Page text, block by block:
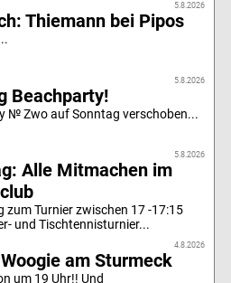
5.8.2026
Thiemann bei Pipos
5.8.2026
Beachparty!
№ Zwo auf Sonntag verschoben...
5.8.2026
Alle Mitmachen im
zum Turnier zwischen 17 -17:15
und Tischtennisturnier...
4.8.2026
am Sturmeck
um 19 Uhr!! Und